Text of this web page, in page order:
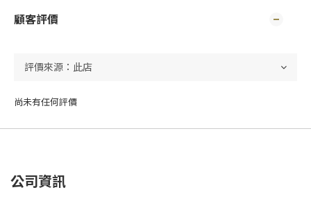
顧客評價
尚未有任何評價
公司資訊